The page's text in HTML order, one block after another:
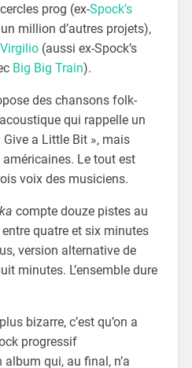
prog (ex-Spock’s
million d’autres projets),
(aussi ex-Spock’s
Big Big Train).
des chansons folk-
qui rappelle un
a Little Bit », mais
Le tout est
voix des musiciens.
compte douze pistes au
quatre et six minutes
version alternative de
minutes. L’ensemble dure
bizarre, c’est qu’on a
progressif
qui, au final, n’a